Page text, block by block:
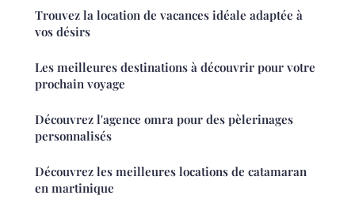
Trouvez la location de vacances idéale adaptée à
vos désirs
Les meilleures destinations à découvrir pour votre
prochain voyage
Découvrez l'agence omra pour des pèlerinages
personnalisés
Découvrez les meilleures locations de catamaran
en martinique